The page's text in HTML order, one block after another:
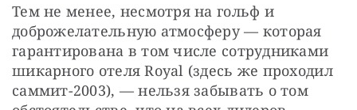
Тем не менее, несмотря на гольф и
доброжелательную атмосферу — которая
гарантирована в том числе сотрудниками
шикарного отеля Royal (здесь же проходил
саммит-2003), — нельзя забывать о том